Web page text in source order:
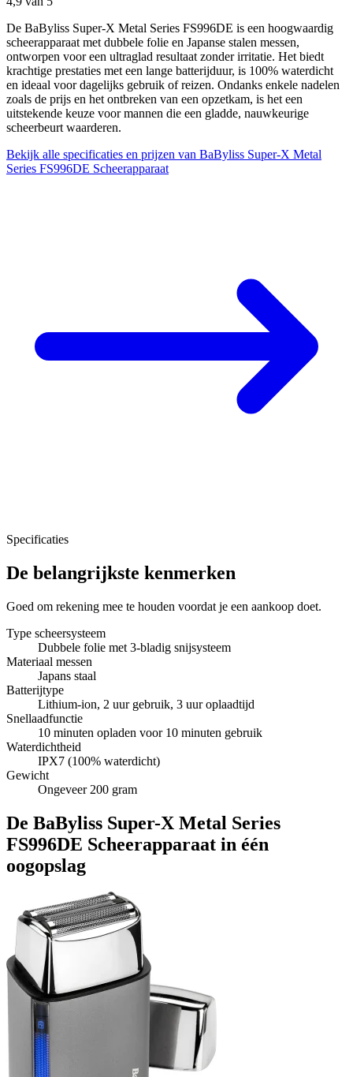
De BaByliss Super-X Metal Series FS996DE is een hoogwaardig
scheerapparaat met dubbele folie en Japanse stalen messen,
ontworpen voor een ultraglad resultaat zonder irritatie. Het biedt
krachtige prestaties met een lange batterijduur, is 100% waterdicht
en ideaal voor dagelijks gebruik of reizen. Ondanks enkele nadelen
zoals de prijs en het ontbreken van een opzetkam, is het een
uitstekende keuze voor mannen die een gladde, nauwkeurige
scheerbeurt waarderen.
Bekijk alle specificaties en prijzen van BaByliss Super-X Metal
Series FS996DE Scheerapparaat
Specificaties
De belangrijkste kenmerken
Goed om rekening mee te houden voordat je een aankoop doet.
Type scheersysteem
Dubbele folie met 3-bladig snijsysteem
Materiaal messen
Japans staal
Batterijtype
Lithium-ion, 2 uur gebruik, 3 uur oplaadtijd
Snellaadfunctie
10 minuten opladen voor 10 minuten gebruik
Waterdichtheid
IPX7 (100% waterdicht)
Gewicht
Ongeveer 200 gram
De BaByliss Super-X Metal Series
FS996DE Scheerapparaat in één
oogopslag